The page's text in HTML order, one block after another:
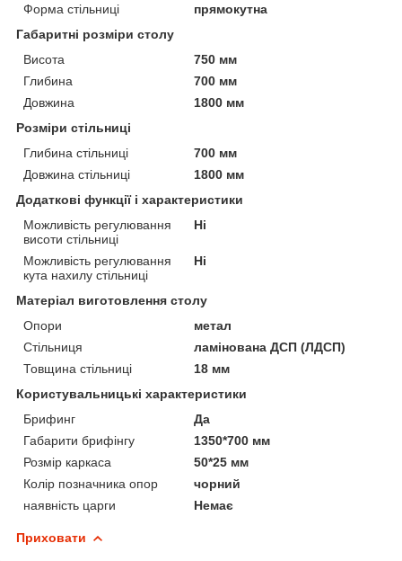
Форма стільниці
прямокутна
Габаритні розміри столу
Висота
750 мм
Глибина
700 мм
Довжина
1800 мм
Розміри стільниці
Глибина стільниці
700 мм
Довжина стільниці
1800 мм
Додаткові функції і характеристики
Можливість регулювання
висоти стільниці
Ні
Можливість регулювання
кута нахилу стільниці
Ні
Матеріал виготовлення столу
Опори
метал
Стільниця
ламінована ДСП (ЛДСП)
Товщина стільниці
18 мм
Користувальницькі характеристики
Брифинг
Да
Габарити брифінгу
1350*700 мм
Розмір каркаса
50*25 мм
Колір позначника опор
чорний
наявність царги
Немає
Приховати